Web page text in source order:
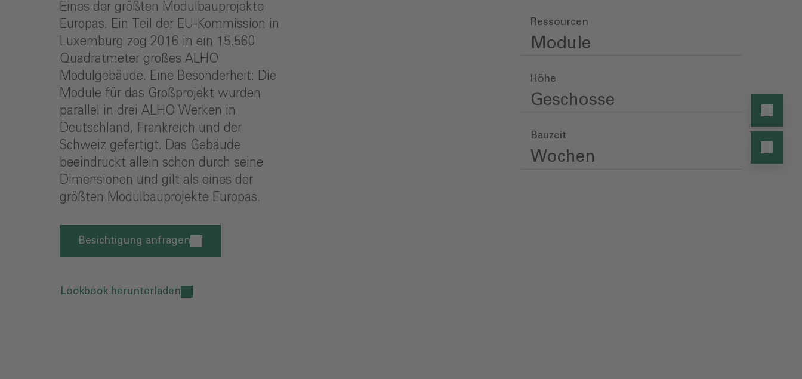
Eines der größten Modulbauprojekte
Europas. Ein Teil der EU-Kommission in
Luxemburg zog 2016 in ein 15.560
Quadratmeter großes ALHO
Modulgebäude. Eine Besonderheit: Die
Module für das Großprojekt wurden
parallel in drei ALHO Werken in
Deutschland, Frankreich und der
Schweiz gefertigt. Das Gebäude
beeindruckt allein schon durch seine
Dimensionen und gilt als eines der
größten Modulbauprojekte Europas.
Besichtigung anfragen
Lookbook herunterladen
Ressourcen
Module
Höhe
Geschosse
Bauzeit
Wochen